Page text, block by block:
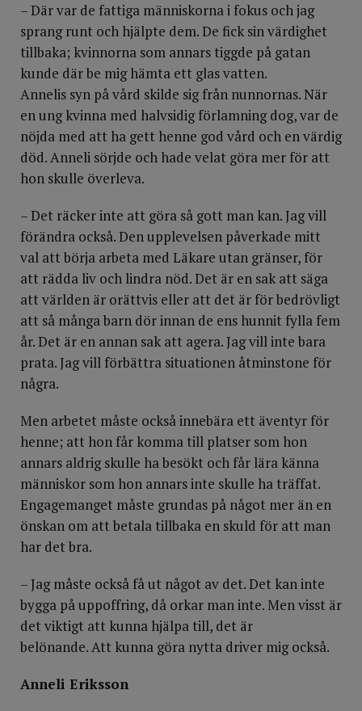
– Där var de fattiga människorna i fokus och jag
sprang runt och hjälpte dem. De fick sin värdighet
tillbaka; kvinnorna som annars tiggde på gatan
kunde där be mig hämta ett glas vatten.
Annelis syn på vård skilde sig från nunnornas. När
en ung kvinna med halvsidig förlamning dog, var de
nöjda med att ha gett henne god vård och en värdig
död. Anneli sörjde och hade velat göra mer för att
hon skulle överleva.
– Det räcker inte att göra så gott man kan. Jag vill
förändra också. Den upplevelsen påverkade mitt
val att börja arbeta med Läkare utan gränser, för
att rädda liv och lindra nöd. Det är en sak att säga
att världen är orättvis eller att det är för bedrövligt
att så många barn dör innan de ens hunnit fylla fem
år. Det är en annan sak att agera. Jag vill inte bara
prata. Jag vill förbättra situationen åtminstone för
några.
Men arbetet måste också innebära ett äventyr för
henne; att hon får komma till platser som hon
annars aldrig skulle ha besökt och får lära känna
människor som hon annars inte skulle ha träffat.
Engagemanget måste grundas på något mer än en
önskan om att betala tillbaka en skuld för att man
har det bra.
– Jag måste också få ut något av det. Det kan inte
bygga på uppoffring, då orkar man inte. Men visst är
det viktigt att kunna hjälpa till, det är
belönande. Att kunna göra nytta driver mig också.
Anneli Eriksson